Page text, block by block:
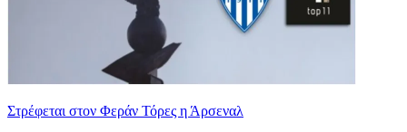
Στρέφεται στον Φεράν Τόρες η Άρσεναλ